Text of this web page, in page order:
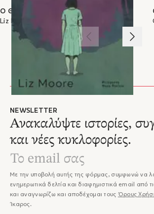
Συμβούλιο Τεχνών της Ιρλανδίας. Είναι καθηγητής
στο Πανεπιστήμιο Κολούμπια. Ζει στην Ιρλανδία και τη
Ο Θεός του δάσους
Liz Moore
NEWSLETTER
Ανακαλύψτε ιστορίες,
και νέες κυκλοφορίες.
Με την υποβολή αυτής της φόρμας, συμφωνώ να
ενημερωτικά δελτία και διαφημιστικά email από
και αναγνωρίζω και αποδέχομαι τους Όρους
Ίκαρος.